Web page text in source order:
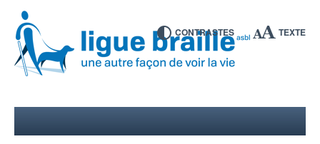
CONTRASTES TEXTE